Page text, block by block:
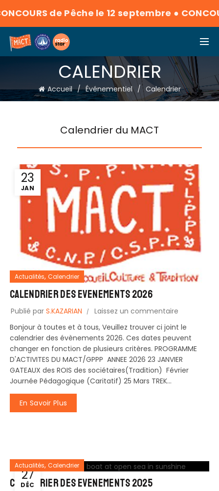
de Pêche le 12 septembre●
CALENDRIER
Accueil Événementiel Calendrier
Calendrier du MACT
23
JAN
Actualités, Calendrier
CALENDRIER des EVENEMENTS 2026
Publié par S.KAZARIAN
Laissez un commentaire
Bonjour à toutes et à tous, Veuillez trouver ci joint le
calendrier des évènements 2026. Ces dates peuvent
changer en fonction de plusieurs critères. PROGRAMME
D'ACTIVITES DU MACT/GPPP ANNEE 2026 23 JANVIER
GATEAUX des ROIS des sociétaires(Tradition) Février
Journée Pédagogique (Caritatif) 25 Mars TREK...
En Savoir Plus
27
DÉC
Actualités, Calendrier
CALENDRIER des EVENEMENTS 2025